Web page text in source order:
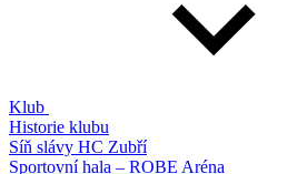
Klub
Historie klubu
Síň slávy HC Zubří
Sportovní hala – ROBE Aréna